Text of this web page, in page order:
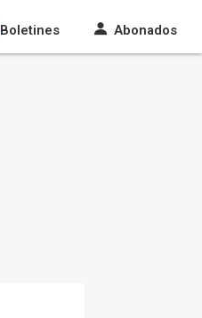
Boletines Abonados